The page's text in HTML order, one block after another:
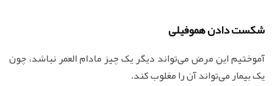
شکست دادن هموفیلی
آموختیم این مرض می‌تواند دیگر یک چیز مادام العمر نباشد، چون
یک بیمار می‌تواند آن را مغلوب کند.